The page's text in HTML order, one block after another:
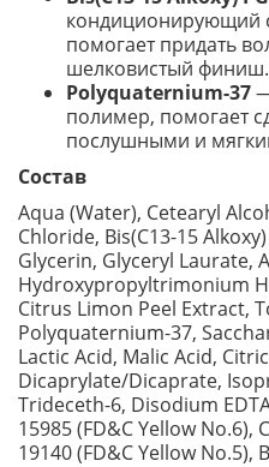
кондиционирующий
помогает придать
шелковистый финиш.
Polyquaternium-37
полимер, помогает
послушными и
Состав
Aqua (Water), Cetearyl
Chloride, Bis(C13-15
Glycerin, Glyceryl Laurate,
Hydroxypropyltrimonium
Citrus Limon Peel Extract,
Polyquaternium-37,
Lactic Acid, Malic Acid,
Dicaprylate/Dicaprate,
Trideceth-6, Disodium
15985 (FD&C Yellow No.6),
19140 (FD&C Yellow No.5),